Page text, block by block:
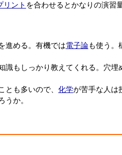
リント を合わせるとかなりの演習
進める。有機では電子論も使う。
識もしっかり教えてくれる。穴埋
も多いので、 化学が苦手な人は
うか。